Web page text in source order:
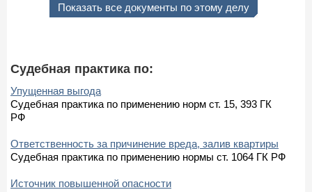
Показать все документы по этому делу
Судебная практика по:
Упущенная выгода
Судебная практика по применению норм ст. 15, 393 ГК
РФ
Ответственность за причинение вреда, залив квартиры
Судебная практика по применению нормы ст. 1064 ГК РФ
Источник повышенной опасности